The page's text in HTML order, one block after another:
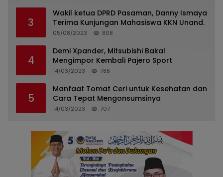
3
Wakil ketua DPRD Pasaman, Danny Ismaya
Terima Kunjungan Mahasiswa KKN Unand.
05/08/2023 808
4
Demi Xpander, Mitsubishi Bakal
Mengimpor Kembali Pajero Sport
14/03/2023 788
5
Manfaat Tomat Ceri untuk Kesehatan dan
Cara Tepat Mengonsumsinya
14/03/2023 707